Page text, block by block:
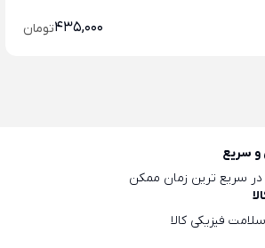
435,000تومان
سریع
سریع ترین زمان ممکن
فیزیکی کالا